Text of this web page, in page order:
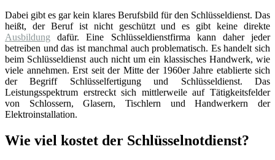
Dabei gibt es gar kein klares Berufsbild für den Schlüsseldienst. Das
heißt, der Beruf ist nicht geschützt und es gibt keine direkte
Ausbildung dafür. Eine Schlüsseldienstfirma kann daher jeder
betreiben und das ist manchmal auch problematisch. Es handelt sich
beim Schlüsseldienst auch nicht um ein klassisches Handwerk, wie
viele annehmen. Erst seit der Mitte der 1960er Jahre etablierte sich
der Begriff Schlüsselfertigung und Schlüsseldienst. Das
Leistungsspektrum erstreckt sich mittlerweile auf Tätigkeitsfelder
von Schlossern, Glasern, Tischlern und Handwerkern der
Elektroinstallation.
Wie viel kostet der Schlüsselnotdienst?